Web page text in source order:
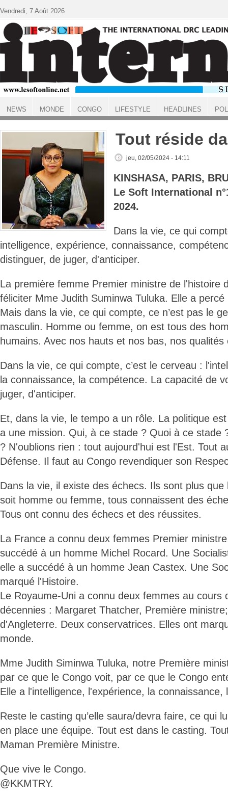
ACCUEIL
Tout réside
jeu, 02/05/2024 - 14:11
KINSHASA, PARIS,
Le Soft International
2024.
Dans la vie, ce qui
intelligence, expérience, connaissance,
distinguer, de juger, d'anticiper.
La première femme Premier ministre de l'histoire
féliciter Mme Judith Suminwa Tuluka. Elle a
Mais dans la vie, ce qui compte, ce n’est pas le
masculin. Homme ou femme, on est tous des
humains. Avec nos hauts et nos bas, nos
Dans la vie, ce qui compte, c’est le cerveau :
la connaissance, la compétence. La capacité de
juger, d'anticiper.
Et, dans la vie, le tempo a un rôle. La politique
a une mission. Qui, à ce stade ? Quoi à ce stade
? N'oublions rien : tout aujourd'hui est l'Est. Tout
Défense. Il faut au Congo revendiquer son
Dans la vie, il existe des échecs. Ils sont plus que
soit homme ou femme, tous connaissent des
Tous ont connu des échecs et des réussites.
La France a connu deux femmes Premier
succédé à un homme Michel Rocard. Une
elle a succédé à un homme Jean Castex. Une
marqué l'Histoire.
Le Royaume-Uni a connu deux femmes au cours
décennies : Margaret Thatcher, Première
d'Angleterre. Deux conservatrices. Elles ont
monde.
Mme Judith Siminwa Tuluka, notre Première
par ce que le Congo voit, par ce que le Congo
Elle a l'intelligence, l'expérience, la connaissance,
Reste le casting qu’elle saura/devra faire, ce qui
en place une équipe. Tout est dans le casting.
Maman Première Ministre.
Que vive le Congo.
@KKMTRY.
Vendredi, 7 Août 2026
NEWS MONDE CONGO LIFESTYLE HEADLINES